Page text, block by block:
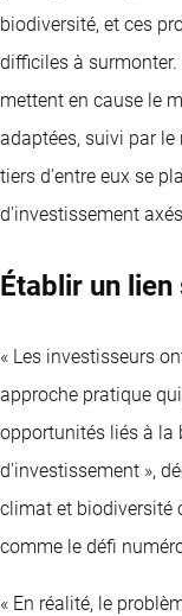
biodiversité, et ces
difficiles à
mettent en cause le
adaptées, suivi par
tiers d'entre eux se
d'investissement
Établir un
« Les investisseurs
approche pratique
opportunités liés à la
d'investissement »,
climat et biodiversité
comme le défi
« En réalité, le